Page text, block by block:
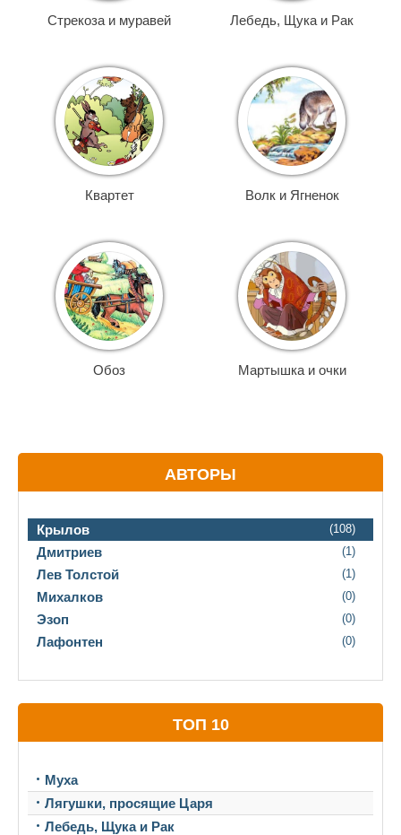
Стрекоза и муравей Лебедь, Щука и Рак
Квартет Волк и Ягненок
Обоз Мартышка и очки
АВТОРЫ
Крылов (108)
Дмитриев (1)
Лев Толстой (1)
Михалков (0)
Эзоп (0)
Лафонтен (0)
ТОП 10
Муха
Лягушки, просящие Царя
Лебедь, Щука и Рак